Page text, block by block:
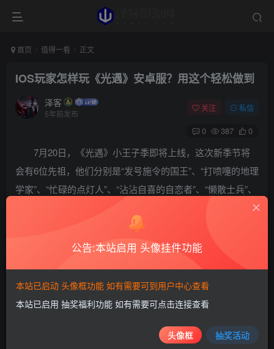
首页 值得一看 正文
IOS玩家怎样玩《光遇》安卓服？用这个轻松做到
泽客
5年前发布
关注 私信
0 387 0
7月20日，《光遇》小王子季即将上线，这次新季节将
会有6位先祖，他们分别是“发号施令的国王”、“打喷嚏的地理
学家”、“忙碌的点灯人”、“沾沾自喜的自恋者”、“懒散士兵”、
有好几个先祖都是引导式，游戏更新后大家就赶紧去收集
在玩的过程中，如果手机配置不够，就无法感受到《光
遇》这款游戏精美的画质，难免有些可惜。那么到底能不能
用低配手机开启游戏高画质呢?能!用网易云游戏就行。网易
公告:本站启用 头像挂件功能
本站已启动 头像框功能 如有需要可到用户中心查看
本站已启用 抽奖福利功能 如有需要可点击连接查看
头像框 抽奖活动